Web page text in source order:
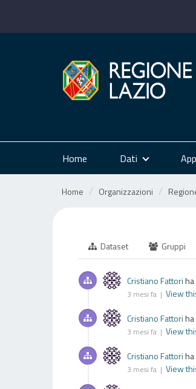
Home Dati
Home Organizzazioni
Dataset Gruppi
Cristiano Fattori
3 mesi fa | View
Cristiano Fattori
3 mesi fa | View
Cristiano Fattori
3 mesi fa | View